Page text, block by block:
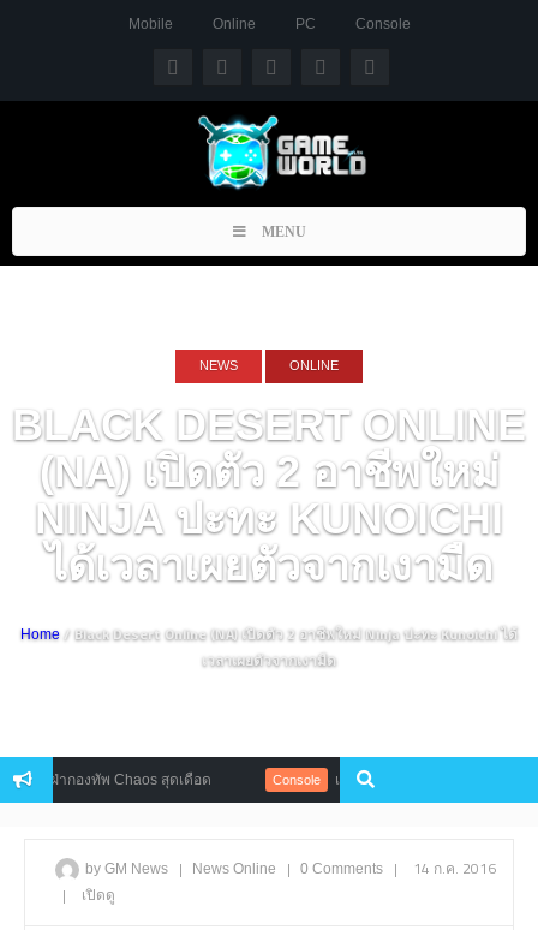
Mobile Online PC Console
Toggle
navigation
MENU
NEWS ONLINE
BLACK DESERT ONLINE
(NA) เปิดตัว 2 อาชีพใหม่
NINJA ปะทะ KUNOICHI
ได้เวลาเผยตัวจากเงามืด
Home / Black Desert Online (NA) เปิดตัว 2 อาชีพใหม่ Ninja ปะทะ Kunoichi ได้
เวลาเผยตัวจากเงามืด
รก ฝ่ากองทัพ Chaos สุดเดือด Console เตรียมซิ่งฝ่าชนบทในอังกฤษโลกที่สว
by GM News | News Online | 0 Comments |
14 ก.ค. 2016
|
เปิดดู